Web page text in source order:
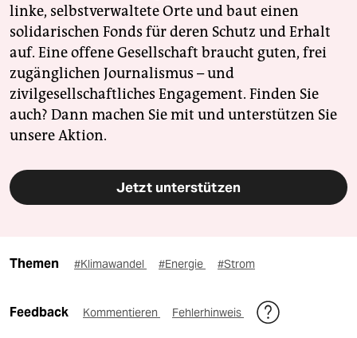
linke, selbstverwaltete Orte und baut einen
solidarischen Fonds für deren Schutz und Erhalt
auf. Eine offene Gesellschaft braucht guten, frei
zugänglichen Journalismus – und
zivilgesellschaftliches Engagement. Finden Sie
auch? Dann machen Sie mit und unterstützen Sie
unsere Aktion.
Jetzt unterstützen
Themen #Klimawandel #Energie #Strom
Feedback Kommentieren Fehlerhinweis